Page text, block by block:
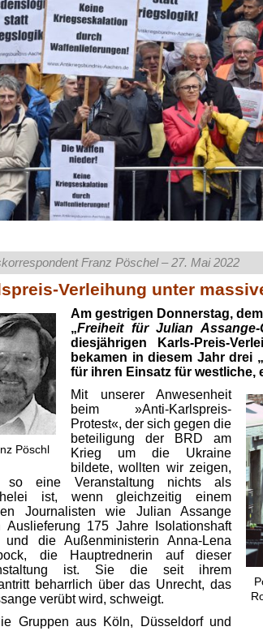
Franz Pöschel – 27. Mai 2022
Verleihung unter
Pöschl
Am gestrigen Donnerstag,
„Freiheit für Julian Assange-
diesjährigen Karls-Preis-
bekamen in diesem Jahr drei
für ihren Einsatz für westliche,
Mit unserer Anwesenheit
beim »Anti-Karlspreis-
Protest«, der sich gegen die
beteiligung der BRD am
Krieg um die Ukraine
bildete, wollten wir zeigen,
so eine Veranstaltung nichts als
ist, wenn gleichzeitig einem
Journalisten wie Julian Assange
Auslieferung 175 Jahre Isolationshaft
und die Außenministerin Anna-Lena
die Hauptrednerin auf dieser
ist. Sie die seit ihrem
beharrlich über das Unrecht, das
verübt wird, schweigt.
Gruppen aus Köln, Düsseldorf und